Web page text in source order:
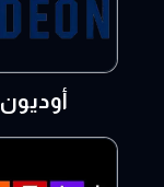
أوديون